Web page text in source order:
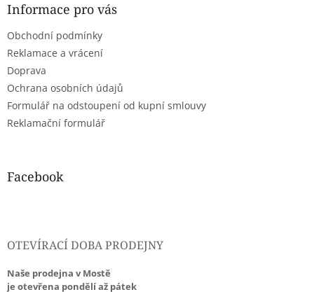
Informace pro vás
Obchodní podmínky
Reklamace a vrácení
Doprava
Ochrana osobních údajů
Formulář na odstoupení od kupní smlouvy
Reklamační formulář
Facebook
OTEVÍRACÍ DOBA PRODEJNY
Naše prodejna v Mostě
je otevřena pondělí až pátek